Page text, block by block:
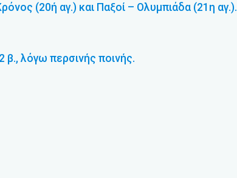
(20ή αγ.) και Παξοί – Ολυμπιάδα (21η αγ.).
β., λόγω περσινής ποινής.